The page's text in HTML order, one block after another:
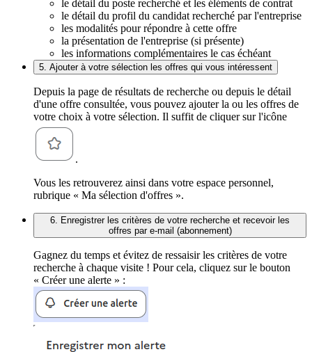
le détail du poste recherché et les éléments de contrat
le détail du profil du candidat recherché par l'entreprise
les modalités pour répondre à cette offre
la présentation de l'entreprise (si présente)
les informations complémentaires le cas échéant
5. Ajouter à votre sélection les offres qui vous intéressent
Depuis la page de résultats de recherche ou depuis le détail
d'une offre consultée, vous pouvez ajouter la ou les offres de
votre choix à votre sélection. Il suffit de cliquer sur l'icône
.
Vous les retrouverez ainsi dans votre espace personnel,
rubrique « Ma sélection d'offres ».
6. Enregistrer les critères de votre recherche et recevoir les
offres par e-mail (abonnement)
Gagnez du temps et évitez de ressaisir les critères de votre
recherche à chaque visite ! Pour cela, cliquez sur le bouton
« Créer une alerte » :